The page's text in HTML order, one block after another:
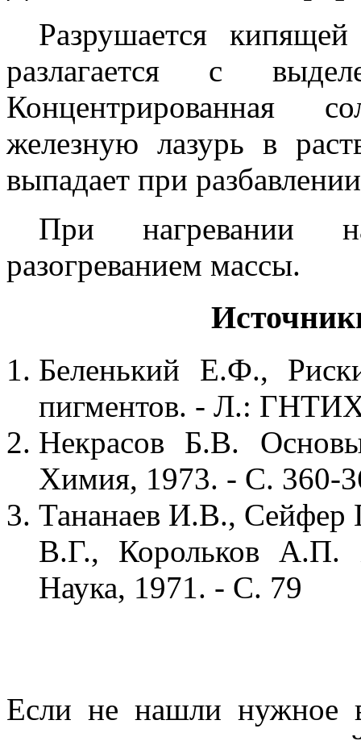
Разрушается
разлагается с
Концентрированная
железную лазурь в
выпадает при
При нагревании
разогреванием массы.
Беленький Е.Ф.,
пигментов. - Л.:
Некрасов Б.В.
Химия, 1973. - С. 360-
Тананаев И.В.,
В.Г., Корольков
Наука, 1971. - С. 79
Если не нашли нужное